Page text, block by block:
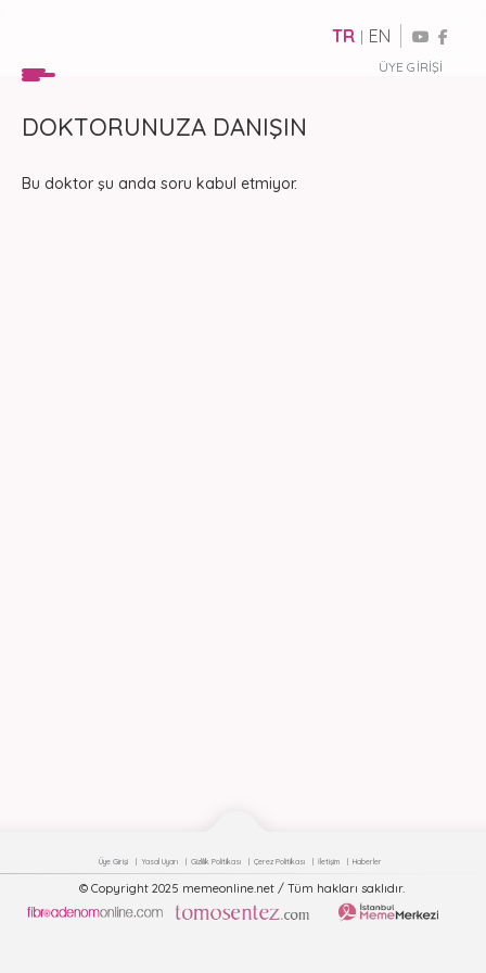
ÜYE GIRIŞI
TR | EN
DOKTORUNUZA DANIŞIN
Bu doktor şu anda soru kabul etmiyor.
Üye Girişi Yasal Uyarı Gizlilik Politikası Çerez Politikası İletişim Haberler
© Copyright 2025 memeonline.net / Tüm hakları saklıdır.